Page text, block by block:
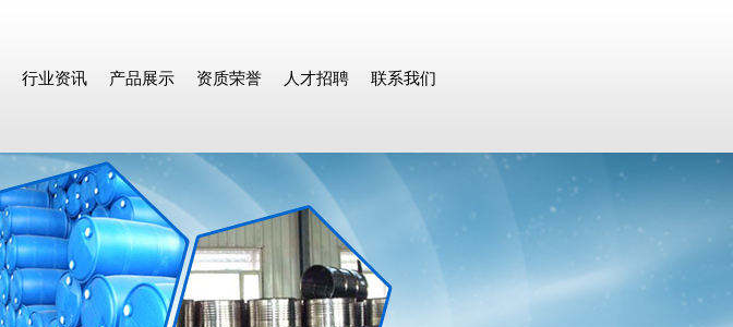
行业资讯 产品展示 资质荣誉 人才招聘 联系我们